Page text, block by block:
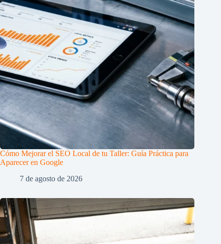
Cómo Mejorar el SEO Local de tu Taller: Guía Práctica para
Aparecer en Google
7 de agosto de 2026